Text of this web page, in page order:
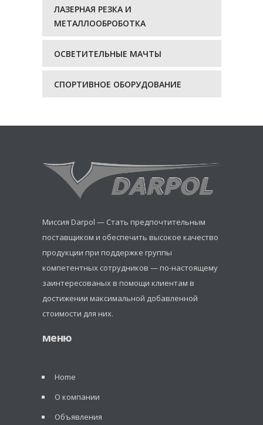
ЛАЗЕРНАЯ РЕЗКА И
МЕТАЛЛООБРОБОТКА
ОСВЕТИТЕЛЬНЫЕ МАЧТЫ
СПОРТИВНОЕ ОБОРУДОВАНИЕ
Миссия Darpol — Стать предпочтительным
поставщиком и обеспечить высокое качество
продукции при поддержке группы
компетентных сотрудников — по-настоящему
заинтересованых в помощи клиентам в
достижении максимальной добавленной
стоимости для них.
меню
Home
О компании
Объявления